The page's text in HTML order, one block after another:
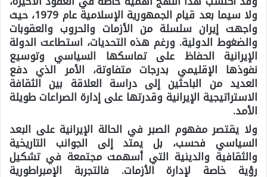
ولا سيما بعد قيام الجمهورية الإسلامية عام 1979، حيث
واجهت إيران سلسلة من الأزمات والحروب والعقوبات
والضغوط الدولية. ورغم هذه التحديات، استطاعت الدولة
الإيرانية الحفاظ على تماسكها السياسي وتوسيع
نفوذها الإقليمي بدرجات متفاوتة، الأمر الذي دفع
العديد من الباحثين إلى دراسة العلاقة بين الثقافة
الاستراتيجية الإيرانية وقدرتها على إدارة الصراعات طويلة
الأمد.
ولا يقتصر مفهوم الصبر في الحالة الإيرانية على البعد
السياسي فحسب، بل يمتد إلى الجوانب التاريخية
والثقافية والدينية التي أسهمت مجتمعة في تشكيل
رؤية خاصة لإدارة الأزمات. فالتجربة الإمبراطورية